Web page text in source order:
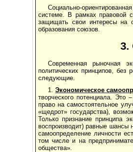
Социально-
системе. В рамках правовой
защищать свои интересы на
образования союзов.
3.
Современная рыночная
политических принципов, без
следующие.
1.Экономическое
творческого потенциала. Это
право на самостоятельное
«щедрот» государства),
Только признание принципа
воспроизводит) равные шансы
самоопределение личности
том числе и на
общества».